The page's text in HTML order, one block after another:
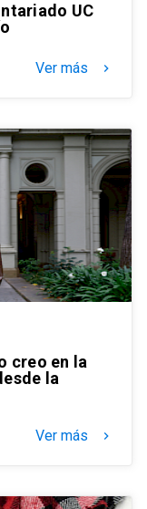
UC
Ver más keyboard_arrow_right
creo en la
la
Ver más keyboard_arrow_right